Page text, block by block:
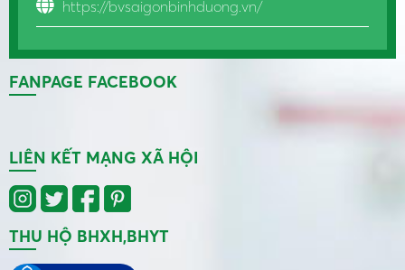
https://bvsaigonbinhduong.vn/
FANPAGE FACEBOOK
LIÊN KẾT MẠNG XÃ HỘI
THU HỘ BHXH,BHYT